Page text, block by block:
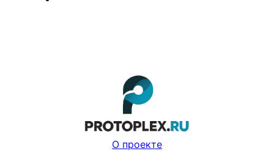
О проекте